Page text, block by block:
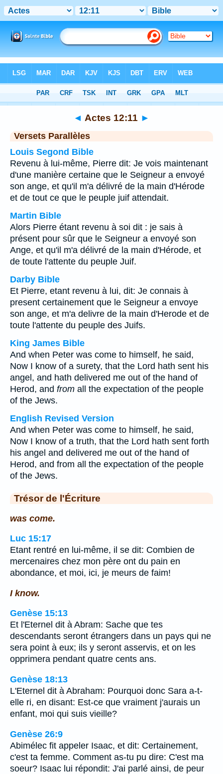
Chapitre 12> Verset 11
◄ Actes 12:11 ►
Versets Parallèles
Louis Segond Bible
Revenu à lui-même, Pierre dit: Je vois maintenant
d'une manière certaine que le Seigneur a envoyé
son ange, et qu'il m'a délivré de la main d'Hérode
et de tout ce que le peuple juif attendait.
Martin Bible
Alors Pierre étant revenu à soi dit : je sais à
présent pour sûr que le Seigneur a envoyé son
Ange, et qu'il m'a délivré de la main d'Hérode, et
de toute l'attente du peuple Juif.
Darby Bible
Et Pierre, etant revenu à lui, dit: Je connais à
present certainement que le Seigneur a envoye
son ange, et m'a delivre de la main d'Herode et de
toute l'attente du peuple des Juifs.
King James Bible
And when Peter was come to himself, he said,
Now I know of a surety, that the Lord hath sent his
angel, and hath delivered me out of the hand of
Herod, and from all the expectation of the people
of the Jews.
English Revised Version
And when Peter was come to himself, he said,
Now I know of a truth, that the Lord hath sent forth
his angel and delivered me out of the hand of
Herod, and from all the expectation of the people
of the Jews.
Trésor de l'Écriture
was come.
Luc 15:17
Etant rentré en lui-même, il se dit: Combien de
mercenaires chez mon père ont du pain en
abondance, et moi, ici, je meurs de faim!
I know.
Genèse 15:13
Et l'Eternel dit à Abram: Sache que tes
descendants seront étrangers dans un pays qui ne
sera point à eux; ils y seront asservis, et on les
opprimera pendant quatre cents ans.
Genèse 18:13
L'Eternel dit à Abraham: Pourquoi donc Sara a-t-
elle ri, en disant: Est-ce que vraiment j'aurais un
enfant, moi qui suis vieille?
Genèse 26:9
Abimélec fit appeler Isaac, et dit: Certainement,
c'est ta femme. Comment as-tu pu dire: C'est ma
soeur? Isaac lui répondit: J'ai parlé ainsi, de peur